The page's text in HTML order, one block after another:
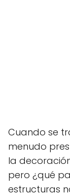
Cuando se
menudo
la
pero ¿qué
estructuras